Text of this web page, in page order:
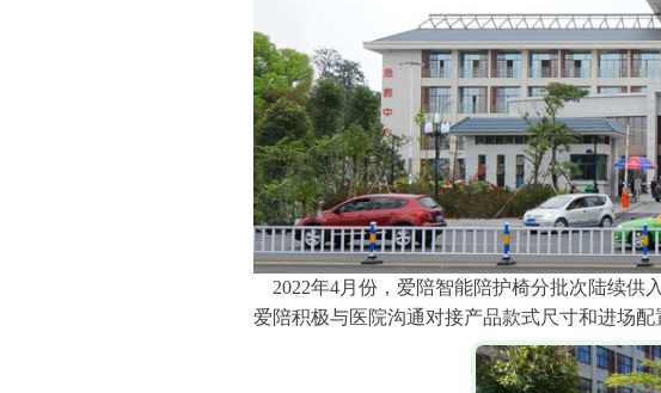
2022年4月份，爱陪智能陪护椅分批次陆续供
爱陪积极与医院沟通对接产品款式尺寸和进场